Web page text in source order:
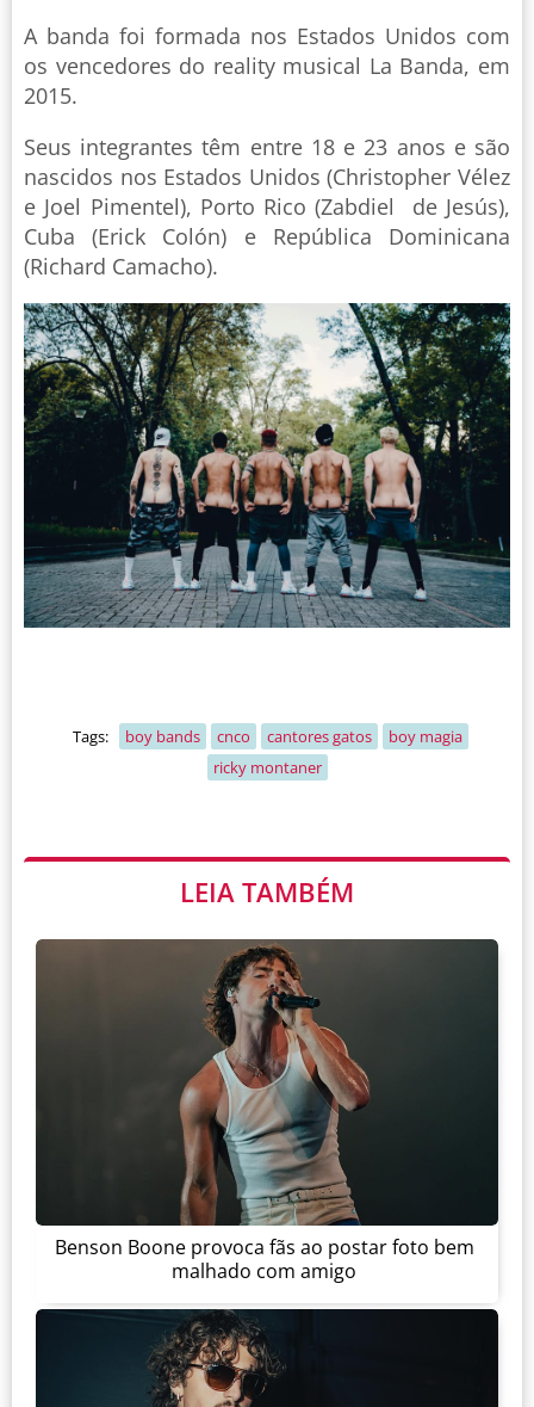
A banda foi formada nos Estados Unidos com
os vencedores do reality musical La Banda, em
2015.
Seus integrantes têm entre 18 e 23 anos e são
nascidos nos Estados Unidos (Christopher Vélez
e Joel Pimentel), Porto Rico (Zabdiel de Jesús),
Cuba (Erick Colón) e República Dominicana
(Richard Camacho).
Tags: boy bands cnco cantores gatos
boy magia
ricky montaner
LEIA TAMBÉM
Benson Boone provoca fãs ao postar foto bem
malhado com amigo